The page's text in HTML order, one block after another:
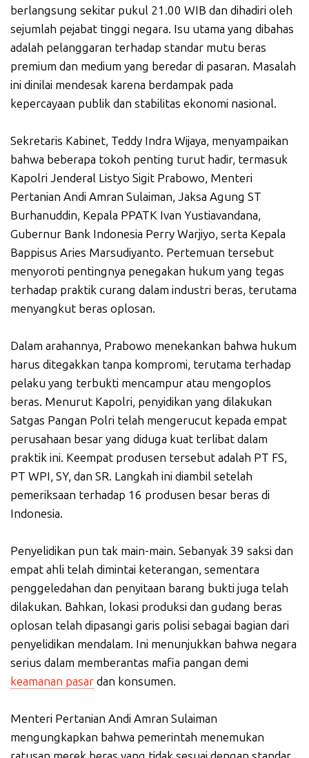
berlangsung sekitar pukul 21.00 WIB dan dihadiri oleh
sejumlah pejabat tinggi negara. Isu utama yang dibahas
adalah pelanggaran terhadap standar mutu beras
premium dan medium yang beredar di pasaran. Masalah
ini dinilai mendesak karena berdampak pada
kepercayaan publik dan stabilitas ekonomi nasional.
Sekretaris Kabinet, Teddy Indra Wijaya, menyampaikan
bahwa beberapa tokoh penting turut hadir, termasuk
Kapolri Jenderal Listyo Sigit Prabowo, Menteri
Pertanian Andi Amran Sulaiman, Jaksa Agung ST
Burhanuddin, Kepala PPATK Ivan Yustiavandana,
Gubernur Bank Indonesia Perry Warjiyo, serta Kepala
Bappisus Aries Marsudiyanto. Pertemuan tersebut
menyoroti pentingnya penegakan hukum yang tegas
terhadap praktik curang dalam industri beras, terutama
menyangkut beras oplosan.
Dalam arahannya, Prabowo menekankan bahwa hukum
harus ditegakkan tanpa kompromi, terutama terhadap
pelaku yang terbukti mencampur atau mengoplos
beras. Menurut Kapolri, penyidikan yang dilakukan
Satgas Pangan Polri telah mengerucut kepada empat
perusahaan besar yang diduga kuat terlibat dalam
praktik ini. Keempat produsen tersebut adalah PT FS,
PT WPI, SY, dan SR. Langkah ini diambil setelah
pemeriksaan terhadap 16 produsen besar beras di
Indonesia.
Penyelidikan pun tak main-main. Sebanyak 39 saksi dan
empat ahli telah dimintai keterangan, sementara
penggeledahan dan penyitaan barang bukti juga telah
dilakukan. Bahkan, lokasi produksi dan gudang beras
oplosan telah dipasangi garis polisi sebagai bagian dari
penyelidikan mendalam. Ini menunjukkan bahwa negara
serius dalam memberantas mafia pangan demi
keamanan pasar dan konsumen.
Menteri Pertanian Andi Amran Sulaiman
mengungkapkan bahwa pemerintah menemukan